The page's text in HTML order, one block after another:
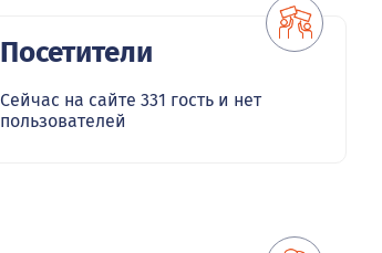
Посетители
Сейчас на сайте 331 гость и нет
пользователей